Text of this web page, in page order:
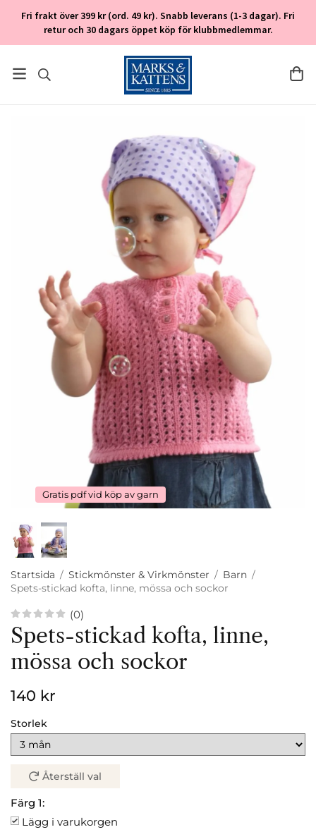
Fri frakt över 399 kr (ord. 49 kr). Snabb leverans (1-3 dagar). Fri
retur och 30 dagars öppet köp för klubbmedlemmar.
Gratis pdf vid köp av garn
Startsida / Stickmönster & Virkmönster / Barn /
Spets-stickad kofta, linne, mössa och sockor
(0)
Spets-stickad kofta, linne,
mössa och sockor
140 kr
Storlek
Återställ val
Färg 1:
Lägg i varukorgen